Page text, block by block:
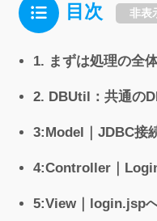
目次 非表
1. まずは処理の全
2. DBUtil：共通の
3:Model｜JDBC接
4:Controller｜
5:View｜login.jsp